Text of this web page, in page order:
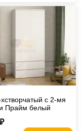
с 2-мя
Прайм белый